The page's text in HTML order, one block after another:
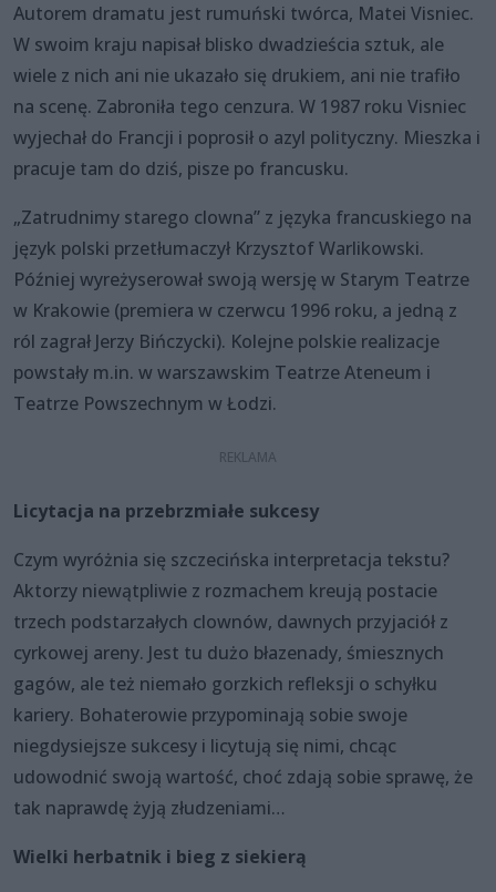
Autorem dramatu jest rumuński twórca, Matei Visniec.
W swoim kraju napisał blisko dwadzieścia sztuk, ale
wiele z nich ani nie ukazało się drukiem, ani nie trafiło
na scenę. Zabroniła tego cenzura. W 1987 roku Visniec
wyjechał do Francji i poprosił o azyl polityczny. Mieszka i
pracuje tam do dziś, pisze po francusku.
„Zatrudnimy starego clowna” z języka francuskiego na
język polski przetłumaczył Krzysztof Warlikowski.
Później wyreżyserował swoją wersję w Starym Teatrze
w Krakowie (premiera w czerwcu 1996 roku, a jedną z
ról zagrał Jerzy Bińczycki). Kolejne polskie realizacje
powstały m.in. w warszawskim Teatrze Ateneum i
Teatrze Powszechnym w Łodzi.
Licytacja na przebrzmiałe sukcesy
Czym wyróżnia się szczecińska interpretacja tekstu?
Aktorzy niewątpliwie z rozmachem kreują postacie
trzech podstarzałych clownów, dawnych przyjaciół z
cyrkowej areny. Jest tu dużo błazenady, śmiesznych
gagów, ale też niemało gorzkich refleksji o schyłku
kariery. Bohaterowie przypominają sobie swoje
niegdysiejsze sukcesy i licytują się nimi, chcąc
udowodnić swoją wartość, choć zdają sobie sprawę, że
tak naprawdę żyją złudzeniami…
Wielki herbatnik i bieg z siekierą